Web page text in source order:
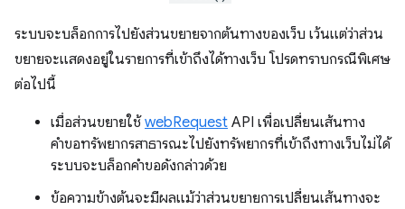
ระบบจะบล็อกการไปยังส่วนขยายจากต้นทางของเว็บ เว้นแต่ว่าส่วน
ขยายจะแสดงอยู่ในรายการที่เข้าถึงได้ทางเว็บ โปรดทราบกรณีพิเศษ
ต่อไปนี้
เมื่อส่วนขยายใช้ webRequest API เพื่อเปลี่ยนเส้นทาง
คำขอทรัพยากรสาธารณะไปยังทรัพยากรที่เข้าถึงทางเว็บไม่ได้
ระบบจะบล็อกคำขอดังกล่าวด้วย
ข้อความข้างต้นจะมีผลแม้ว่าส่วนขยายการเปลี่ยนเส้นทางจะ